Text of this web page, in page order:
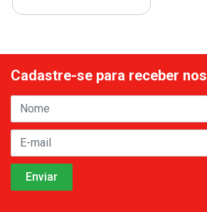
Cadastre-se para receber